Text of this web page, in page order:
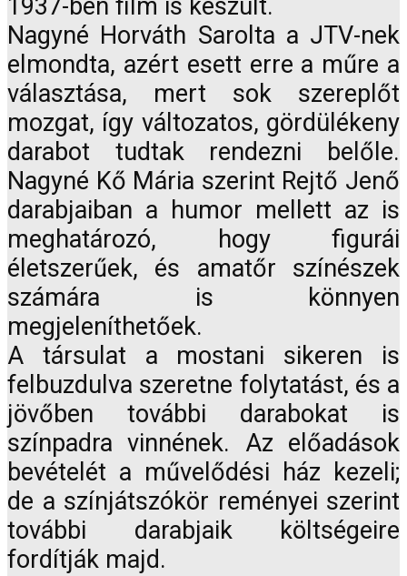
1937-ben film is készült.
Nagyné Horváth Sarolta a JTV-nek
elmondta, azért esett erre a műre a
választása, mert sok szereplőt
mozgat, így változatos, gördülékeny
darabot tudtak rendezni belőle.
Nagyné Kő Mária szerint Rejtő Jenő
darabjaiban a humor mellett az is
meghatározó, hogy figurái
életszerűek, és amatőr színészek
számára is könnyen
megjeleníthetőek.
A társulat a mostani sikeren is
felbuzdulva szeretne folytatást, és a
jövőben további darabokat is
színpadra vinnének. Az előadások
bevételét a művelődési ház kezeli;
de a színjátszókör reményei szerint
további darabjaik költségeire
fordítják majd.